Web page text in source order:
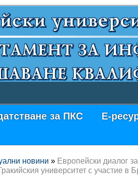
за ПКС Е-
новини » Европейски диалог
университет с участие в